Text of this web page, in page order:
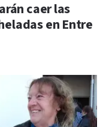
caer las
en Entre